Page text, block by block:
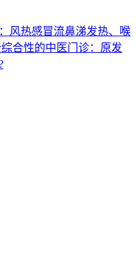
风热感冒流鼻涕发热、喉
合性的中医门诊：原发